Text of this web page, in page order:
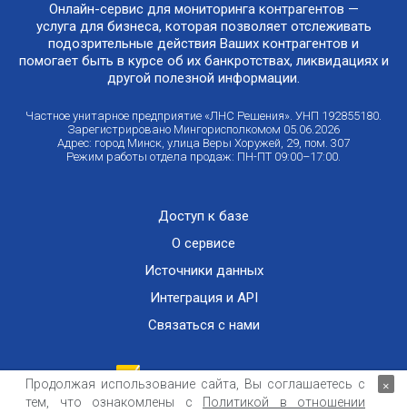
Онлайн-сервис для мониторинга контрагентов —
услуга для бизнеса, которая позволяет отслеживать
подозрительные действия Ваших контрагентов и
помогает быть в курсе об их банкротствах, ликвидациях и
другой полезной информации.
Частное унитарное предприятие «ЛНС Решения». УНП 192855180.
Зарегистрировано Мингорисполкомом 05.06.2026
Адрес: город Минск, улица Веры Хоружей, 29, пом. 307
Режим работы отдела продаж: ПН-ПТ 09:00–17:00.
Доступ к базе
О сервисе
Источники данных
Интеграция и API
Связаться с нами
Публичный договор оказания информационных услуг
ООО «Контемпорари» не несет ответственности за достоверность информации,
Продолжая использование сайта, Вы соглашаетесь с
тем, что ознакомлены с
Политикой в отношении
×